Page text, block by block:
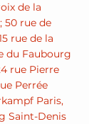
de la
; 50 rue de
rue de la
du Faubourg
rue Pierre
Perrée
Paris,
Saint-Denis